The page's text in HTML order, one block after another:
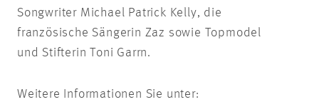
Songwriter Michael Patrick Kelly, die
französische Sängerin Zaz sowie Topmodel
und Stifterin Toni Garrn.
Weitere Informationen Sie unter: